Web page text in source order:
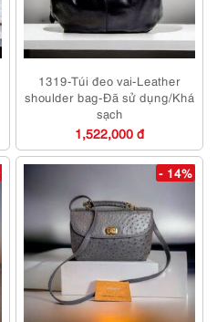
1319-Túi đeo vai-Leather
shoulder bag-Đã sử dụng/Khá
sạch
1,522,000 đ
- 14%